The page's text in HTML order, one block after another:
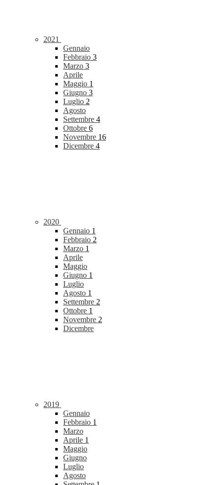
2021
Gennaio
Febbraio 3
Marzo 3
Aprile
Maggio 1
Giugno 3
Luglio 2
Agosto
Settembre 4
Ottobre 6
Novembre 16
Dicembre 4
2020
Gennaio 1
Febbraio 2
Marzo 1
Aprile
Maggio
Giugno 1
Luglio
Agosto 1
Settembre 2
Ottobre 1
Novembre 2
Dicembre
2019
Gennaio
Febbraio 1
Marzo
Aprile 1
Maggio
Giugno
Luglio
Agosto